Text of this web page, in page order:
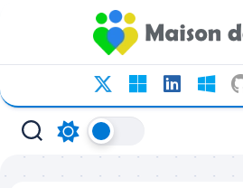
conteúdo